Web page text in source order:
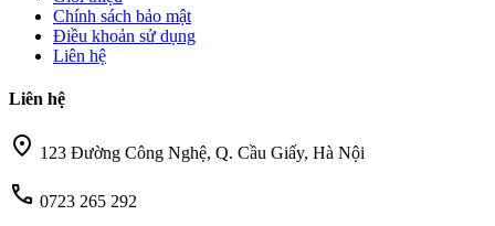
Chính sách bảo mật
Điều khoản sử dụng
Liên hệ
Liên hệ
location_on 123 Đường Công Nghệ, Q. Cầu Giấy, Hà Nội
call 0723 265 292